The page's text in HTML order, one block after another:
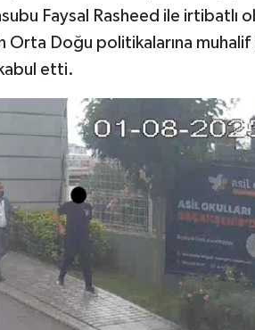
Faysal Rasheed ile irtibatlı
Orta Doğu politikalarına
etti.